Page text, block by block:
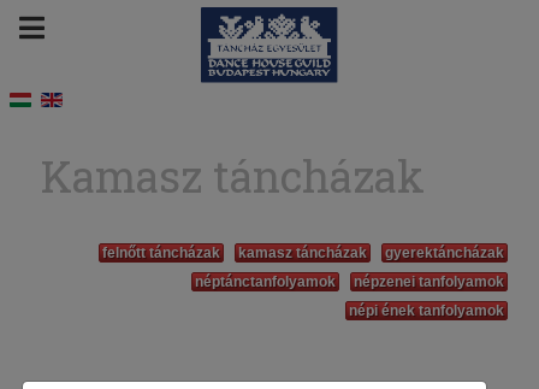
Kamasz táncházak
felnőtt táncházak kamasz táncházak
gyerektáncházak
néptánctanfolyamok
népzenei tanfolyamok
népi ének tanfolyamok